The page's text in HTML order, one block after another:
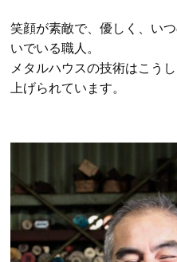
笑顔が素敵で、優しく、い
いでいる職人。
メタルハウスの技術はこう
上げられています。